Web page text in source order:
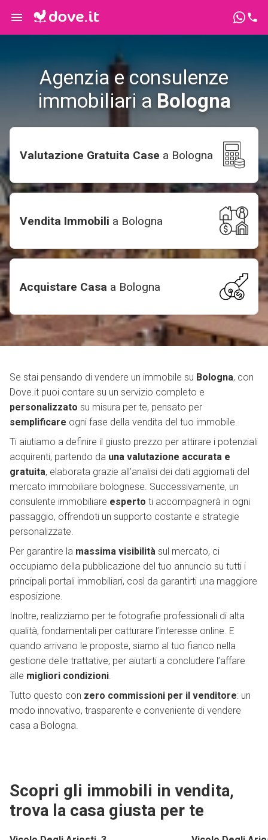
Agenzia e consulenze
immobiliari a Bologna
Valutazione Gratuita Case a Bologna
Vendita Immobili a Bologna
Acquistare Casa a Bologna
Se stai pensando di vendere un immobile su Bologna, con
Dove.it puoi contare su un servizio completo e
personalizzato su misura per te, pensato per
semplificare ogni fase della vendita del tuo immobile.
Ti aiutiamo a definire il giusto prezzo per attirare i potenziali
acquirenti, partendo da una valutazione accurata e
gratuita, elaborata grazie all’analisi dei dati aggiornati del
mercato immobiliare bolognese. Successivamente, un
consulente immobiliare esperto ti accompagnerà in ogni
passaggio, offrendoti un supporto costante e strategie
personalizzate.
Per garantire la massima visibilità sul mercato, ci
occupiamo della pubblicazione del tuo annuncio su tutti i
principali portali immobiliari, così da garantirti una maggiore
esposizione.
Inoltre, realizziamo per te fotografie professionali di alta
qualità, fondamentali per catturare l’interesse online. E
quando arrivano le proposte, siamo al tuo fianco nella
gestione delle trattative, per aiutarti a concludere l’affare
alle migliori condizioni.
Tutto questo con zero commissioni per il venditore: un
modo innovativo, trasparente e conveniente di vendere
casa a Bologna.
Scopri gli immobili in vendita,
trova la casa giusta per te